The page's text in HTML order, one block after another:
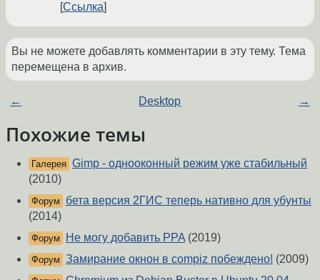
Ссылка
Вы не можете добавлять комментарии в эту тему. Тема
перемещена в архив.
← Desktop →
Похожие темы
Галерея Gimp - однооконный режим уже стабильный
(2010)
Форум
бета версия 2ГИС теперь нативно для убунты
(2014)
Форум Не могу добавить PPA (2019)
Форум Замирание окнон в compiz побеждено! (2009)